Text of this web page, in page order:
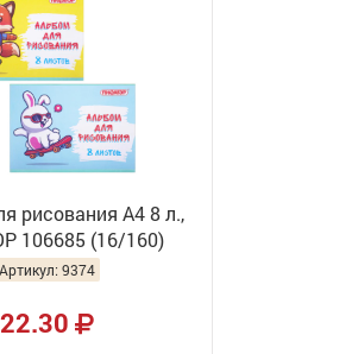
рисования А4 8 л.,
106685 (16/160)
Артикул: 9374
22.30